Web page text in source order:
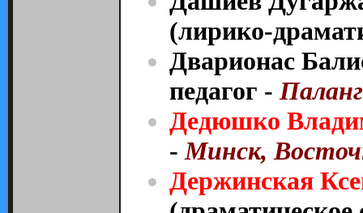
(лирико-
Дварионас
педагог -
Дедюшко
- Минск,
Держинская